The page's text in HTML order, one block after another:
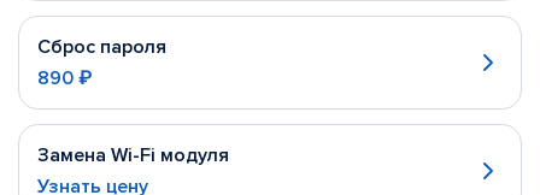
Сброс пароля
890 ₽
Замена Wi-Fi модуля
Узнать цену